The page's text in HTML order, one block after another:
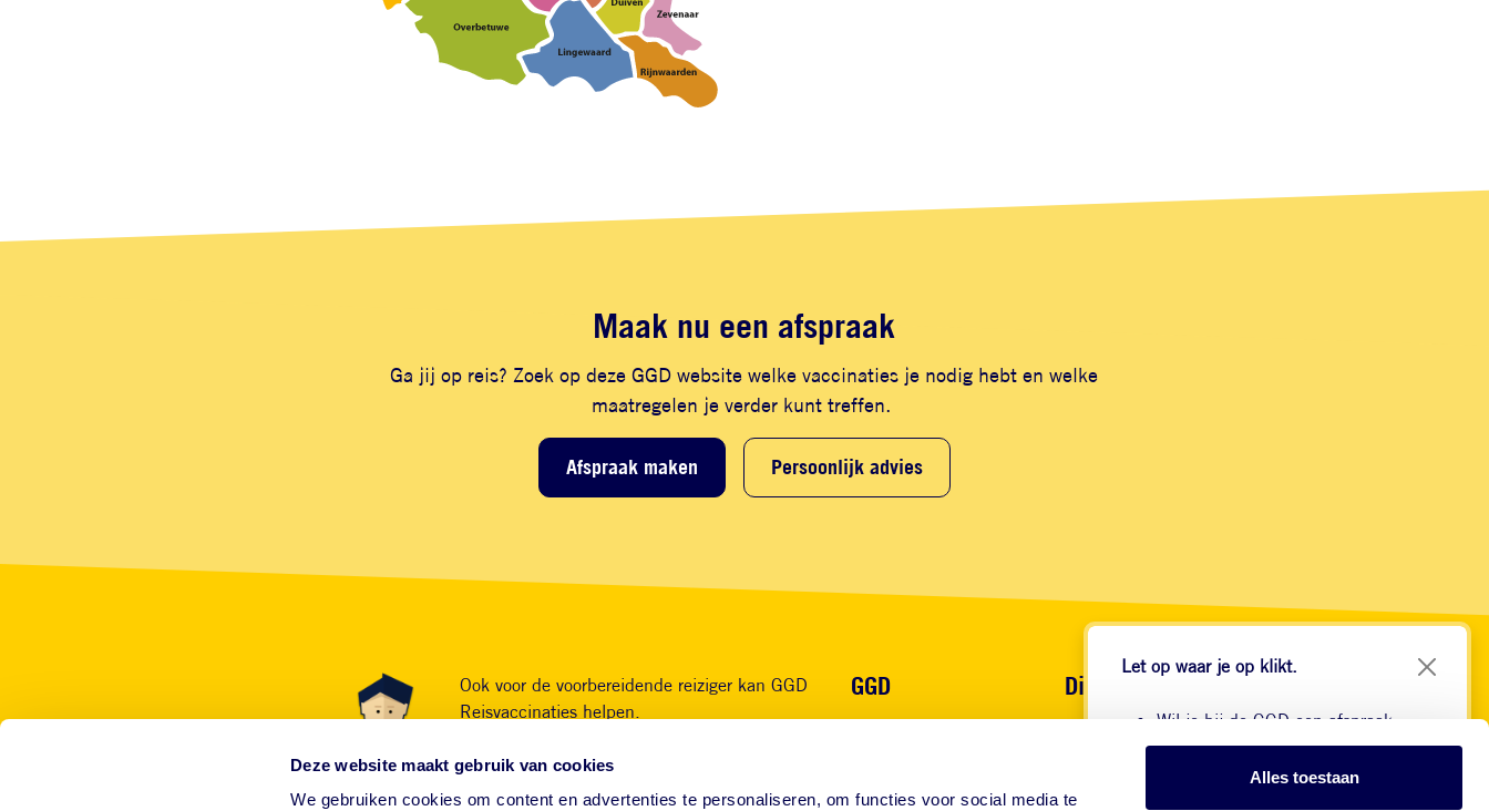
Deze website maakt gebruik van cookies
We gebruiken cookies om content en advertenties te personaliseren, om functies voor social media te
Alles toestaan
Let op waar je op klikt.
Wil je bij de GGD een afspraak
maken voor je reis? Onze website
Maak nu een afspraak
Ga jij op reis? Zoek op deze GGD website welke vaccinaties je nodig hebt en welke
maatregelen je verder kunt treffen.
Afspraak maken Persoonlijk advies
Voet
GGD
Over ons
FAQ
Diensten
GGD Vaccinaties
GGDVaccinatiesopmaat
Ook voor de voorbereidende reiziger kan GGD
Reisvaccinaties helpen.
App GGD Reist mee